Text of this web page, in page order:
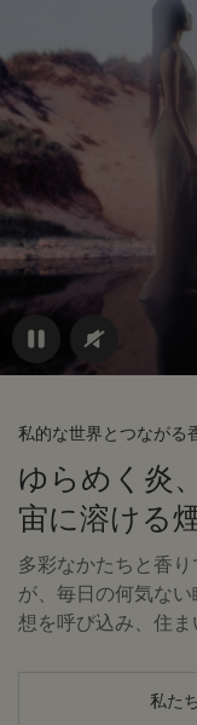
私的な世界とつながる
ゆらめく炎
宙に溶ける
多彩なかたちと香
が、毎日の何気な
想を呼び込み、住ま
私た